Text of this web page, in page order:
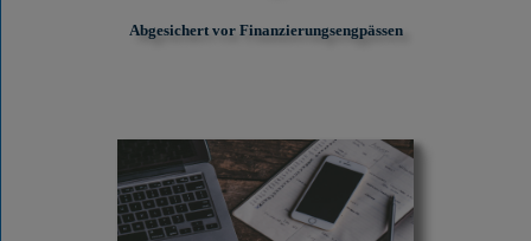
Abgesichert vor Finanzierungs­engpässen